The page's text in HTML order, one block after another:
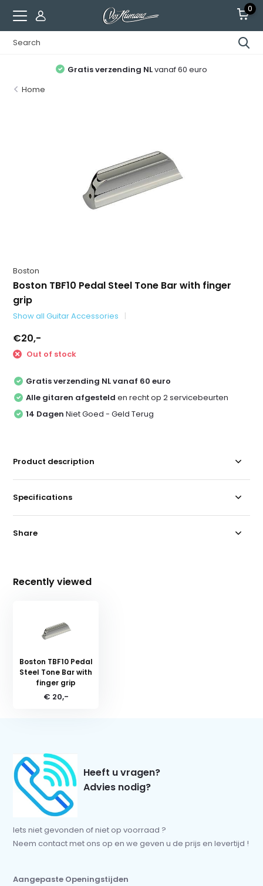
0
Gratis verzending NLvanaf 60 euro
Home
Boston
Boston TBF10 Pedal Steel Tone Bar with finger
grip
Show all Guitar Accessories
€20,-
Out of stock
Gratis verzending NL vanaf 60 euro
Alle gitaren afgesteld en recht op 2 servicebeurten
14 Dagen Niet Goed - Geld Terug
Product description
Specifications
Share
Recently viewed
Boston TBF10 Pedal
Steel Tone Bar with
finger grip
€ 20,-
Heeft u vragen?
Advies nodig?
Iets niet gevonden of niet op voorraad ?
Neem contact met ons op en we geven u de prijs en levertijd !
Aangepaste Openingstijden